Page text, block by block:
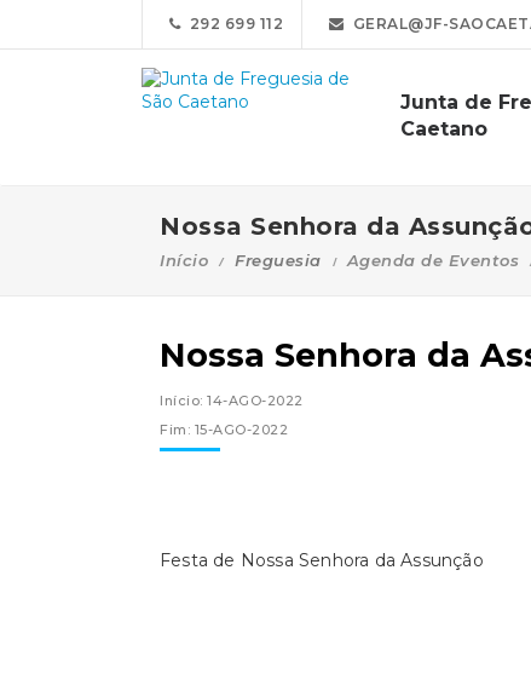
292 699 112 GERAL@JF-
Junta de
Caetano
Nossa Senhora da
Início Freguesia Agenda de Eventos
Nossa Senhora da
Início: 14-AGO-2022
Fim: 15-AGO-2022
Festa de Nossa Senhora da Assunção